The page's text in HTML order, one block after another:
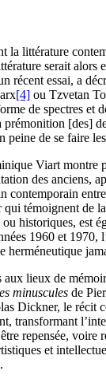
la littérature
serait
récent essai, a
[4] ou Tzvetan
de spectres et
prémonition [des]
peine de se faire
Viart montre
des anciens,
contemporain
témoignent de
historiques, est
1960 et 1970,
herméneutique
lieux de
minuscules de
Dickner, le récit
transformant
repensée,
et